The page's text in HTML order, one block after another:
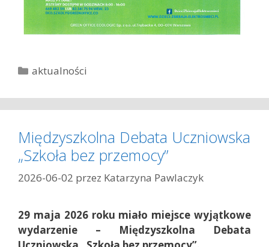
K
t
e
g
o
r
i
aktualności
Międzyszkolna Debata Uczniowska
„Szkoła bez przemocy”
2026-06-02 przez Katarzyna Pawlaczyk
29 maja 2026 roku miało miejsce wyjątkowe
wydarzenie – Międzyszkolna Debata